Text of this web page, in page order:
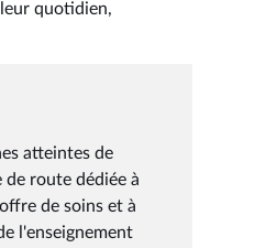
quotidien,
atteintes de
route dédiée à
de soins et à
l'enseignement